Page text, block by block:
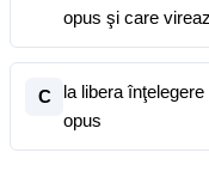
opus şi care
C
la libera
opus